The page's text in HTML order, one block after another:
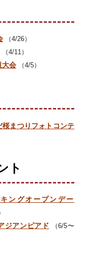
（4/26）
（4/11）
大会 （4/5）
まつりフォトコンテ
ト
ングオープンデー
ジアンピアド
（6/5〜